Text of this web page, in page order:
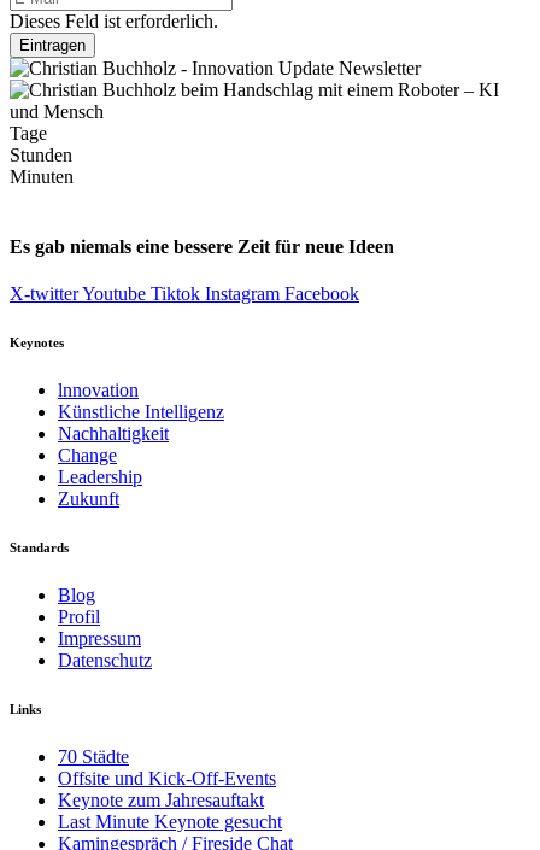
Dieses Feld ist erforderlich.
Eintragen
Tage
Stunden
Minuten
Es gab niemals eine bessere Zeit für neue Ideen
X-twitterYoutube Tiktok Instagram Facebook
Keynotes
lnnovation
Künstliche Intelligenz
Nachhaltigkeit
Change
Leadership
Zukunft
Standards
Blog
Profil
Impressum
Datenschutz
Links
70 Städte
Offsite und Kick-Off-Events
Keynote zum Jahresauftakt
Last Minute Keynote gesucht
Kamingespräch / Fireside Chat